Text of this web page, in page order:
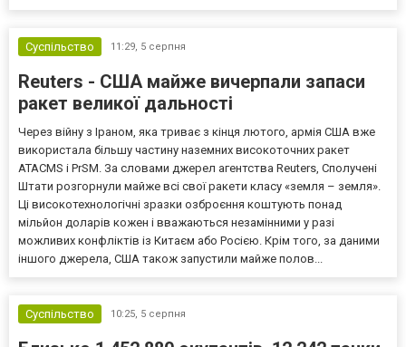
Суспільство
11:29, 5 серпня
Reuters - США майже вичерпали запаси
ракет великої дальності
Через війну з Іраном, яка триває з кінця лютого, армія США вже
використала більшу частину наземних високоточних ракет
ATACMS і PrSM. За словами джерел агентства Reuters, Сполучені
Штати розгорнули майже всі свої ракети класу «земля – земля».
Ці високотехнологічні зразки озброєння коштують понад
мільйон доларів кожен і вважаються незамінними у разі
можливих конфліктів із Китаєм або Росією. Крім того, за даними
іншого джерела, США також запустили майже полов...
Суспільство 10:25, 5 серпня